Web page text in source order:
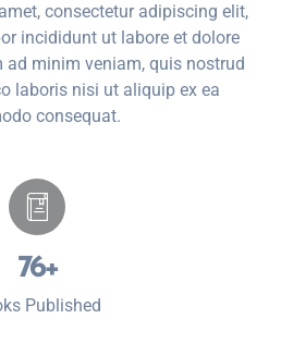
consectetur adipiscing elit,
incididunt ut labore et dolore
ad minim veniam, quis nostrud
laboris nisi ut aliquip ex ea
consequat.
Published
76+